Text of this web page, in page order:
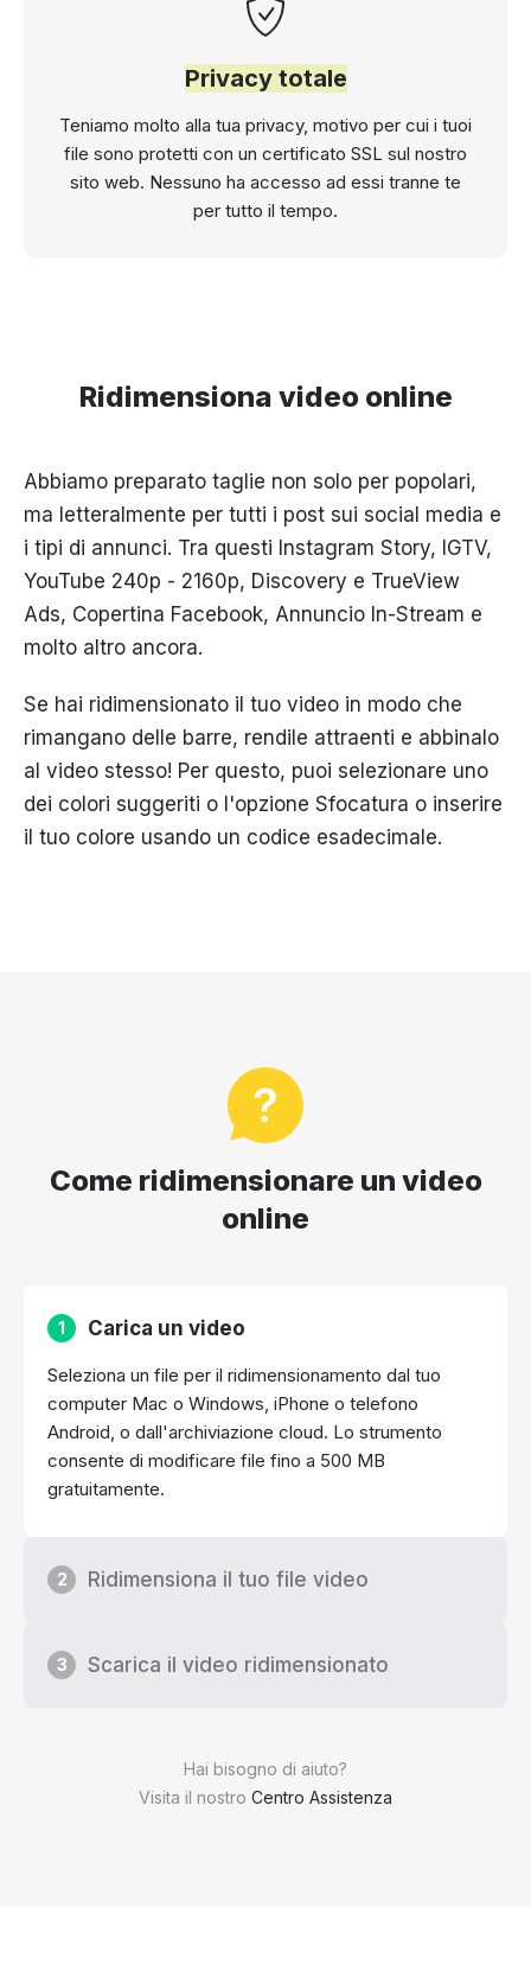
Privacy totale
Teniamo molto alla tua privacy, motivo per cui i tuoi
file sono protetti con un certificato SSL sul nostro
sito web. Nessuno ha accesso ad essi tranne te
per tutto il tempo.
Ridimensiona video online
Abbiamo preparato taglie non solo per popolari,
ma letteralmente per tutti i post sui social media e
i tipi di annunci. Tra questi Instagram Story, IGTV,
YouTube 240p - 2160p, Discovery e TrueView
Ads, Copertina Facebook, Annuncio In-Stream e
molto altro ancora.
Se hai ridimensionato il tuo video in modo che
rimangano delle barre, rendile attraenti e abbinalo
al video stesso! Per questo, puoi selezionare uno
dei colori suggeriti o l'opzione Sfocatura o inserire
il tuo colore usando un codice esadecimale.
Come ridimensionare un video
online
Hai bisogno di aiuto?
Visita il nostro Centro Assistenza
1 Carica un video
Seleziona un file per il ridimensionamento dal tuo
computer Mac o Windows, iPhone o telefono
Android, o dall'archiviazione cloud. Lo strumento
consente di modificare file fino a 500 MB
gratuitamente.
2 Ridimensiona il tuo file video
3 Scarica il video ridimensionato